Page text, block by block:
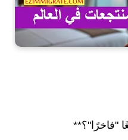
"فاخرًا"؟**